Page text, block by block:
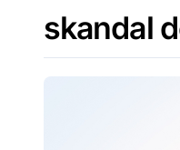
skandal